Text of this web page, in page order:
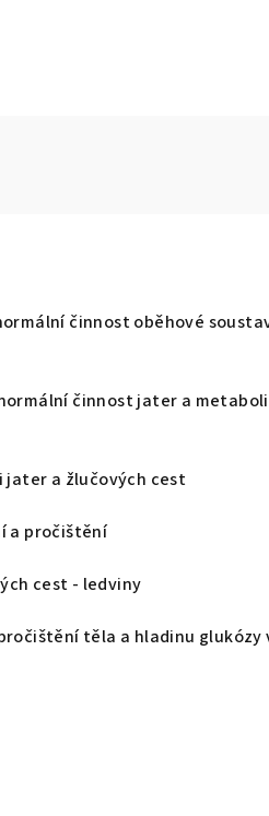
činnost oběhové
činnost jater a
jater a žlučových cest
a pročištění
cest - ledviny
těla a hladinu glukózy